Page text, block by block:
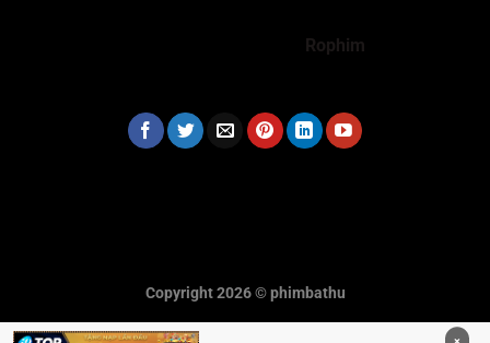
Rophim
Copyright 2026 ©phimbathu